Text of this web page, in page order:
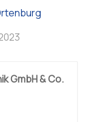
GmbH & Co.